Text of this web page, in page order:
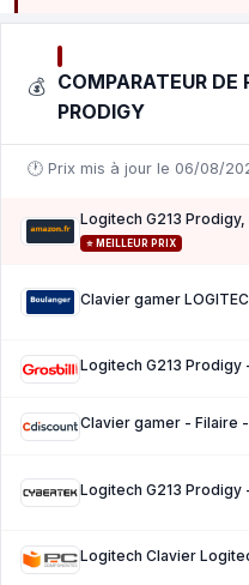
💰 COMPARATEUR
PRODIGY
🕐 Prix mis à jour le 06/08/
⭐ MEILLEUR PRIX
Logitech G213 Prodigy
Logitech G213 Prodigy